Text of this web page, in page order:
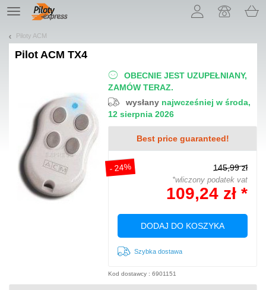
TE
navigation
Piloty ACM
Pilot ACM TX4
OBECNIE JEST UZUPEŁNIANY,
ZAMÓW TERAZ.
wysłany najwcześniej w środa,
12 sierpnia 2026
Best price guaranteed!
- 24% 145,99 zł
*wliczony podatek vat
109,24 zł *
DODAJ DO KOSZYKA
Szybka dostawa
Kod dostawcy : 6901151
Pozwól, że przedstawimy nasze ciasteczka!